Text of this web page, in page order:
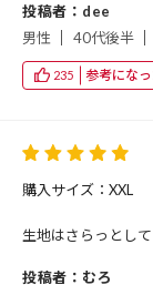
投稿者：dee
男性
40代後半
235 参考にな
購入サイズ：XXL
生地はさらっとし
投稿者：むろ